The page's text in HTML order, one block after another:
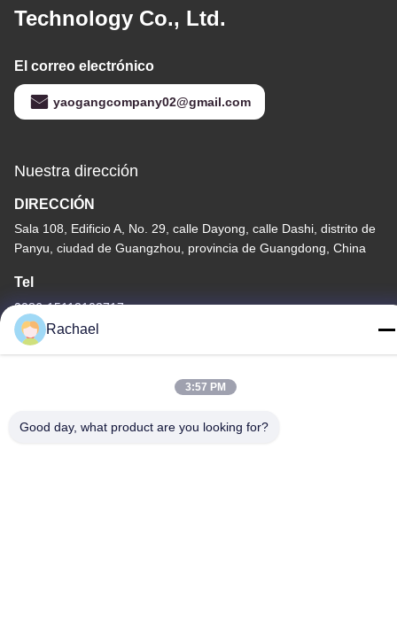
Technology Co., Ltd.
El correo electrónico
yaogangcompany02@gmail.com
Nuestra dirección
DIRECCIÓN
Sala 108, Edificio A, No. 29, calle Dayong, calle Dashi, distrito de
Panyu, ciudad de Guangzhou, provincia de Guangdong, China
Tel
0086-15112103717
Política de privacidad|Mapa del Sitio
Rachael
3:57 PM
Good day, what product are you looking for?